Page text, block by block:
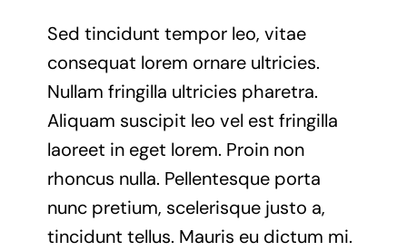
Sed tincidunt tempor leo, vitae
consequat lorem ornare ultricies.
Nullam fringilla ultricies pharetra.
Aliquam suscipit leo vel est fringilla
laoreet in eget lorem. Proin non
rhoncus nulla. Pellentesque porta
nunc pretium, scelerisque justo a,
tincidunt tellus. Mauris eu dictum mi.